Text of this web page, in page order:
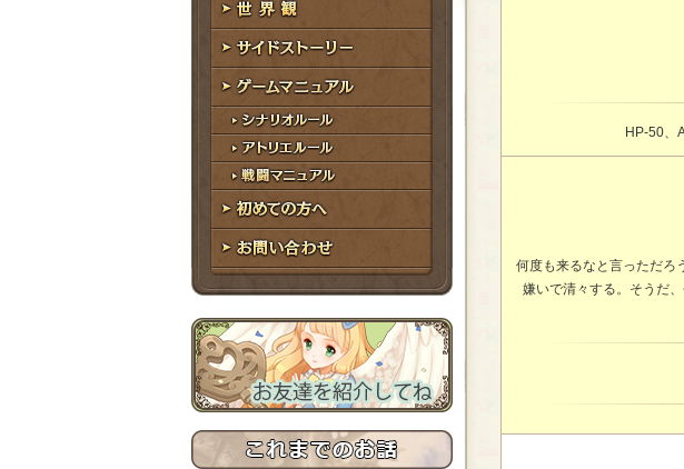
ス
世界観
サイドストーリー
ゲームマニュアル
シナリオルール
アトリエルール
戦闘マニュアル
初めての方へ
お問い合わせ
HP-50、
何度も来るなと言っただ
嫌いで清々する。そうだ